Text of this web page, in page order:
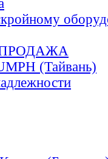
(Тайвань)